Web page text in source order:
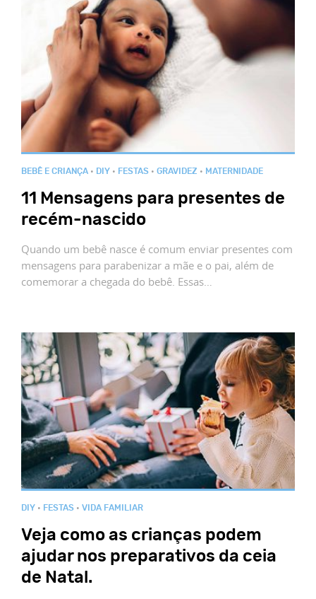
BEBÊ E CRIANÇA • DIY • FESTAS • GRAVIDEZ • MATERNIDADE
11 Mensagens para presentes de
recém-nascido
Quando um bebê nasce é comum enviar presentes com
mensagens para parabenizar a mãe e o pai, além de
comemorar a chegada do bebê. Essas…
DIY • FESTAS • VIDA FAMILIAR
Veja como as crianças podem
ajudar nos preparativos da ceia
de Natal.